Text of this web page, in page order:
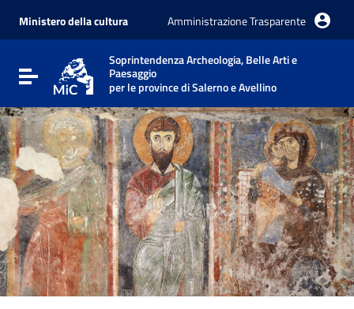
Vai al menu di navigazione
Vai al footer
Ministero della cultura Amministrazione Trasparente
Attiva / disattiva la navigazione
Soprintendenza Archeologia, Belle Arti e
Paesaggio
per le province di Salerno e Avellino